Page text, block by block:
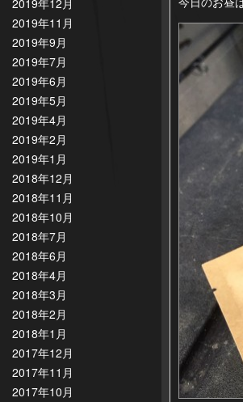
2019年12月
2019年11月
2019年9月
2019年7月
2019年6月
2019年5月
2019年4月
2019年2月
2019年1月
2018年12月
2018年11月
2018年10月
2018年7月
2018年6月
2018年4月
2018年3月
2018年2月
2018年1月
2017年12月
2017年11月
2017年10月